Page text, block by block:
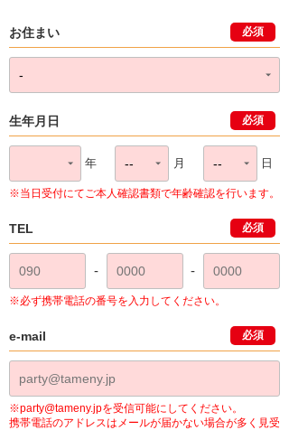
お住まい 必須
生年月日 必須
年 月 日
※当日受付にてご本人確認書類で年齢確認を行います。
TEL 必須
- -
※必ず携帯電話の番号を入力してください。
e-mail 必須
※party@tameny.jpを受信可能にしてください。
携帯電話のアドレスはメールが届かない場合が多く見受